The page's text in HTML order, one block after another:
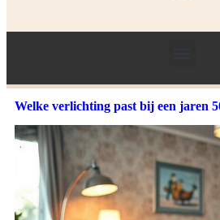
Welke verlichting past bij een jaren